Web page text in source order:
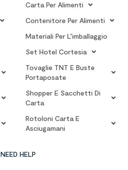
Carta Per Alimenti
Contenitore Per Alimenti
Materiali Per L’imballaggio
Set Hotel Cortesia
Tovaglie TNT E Buste
Portaposate
Shopper E Sacchetti Di
Carta
Rotoloni Carta E
Asciugamani
NEED HELP